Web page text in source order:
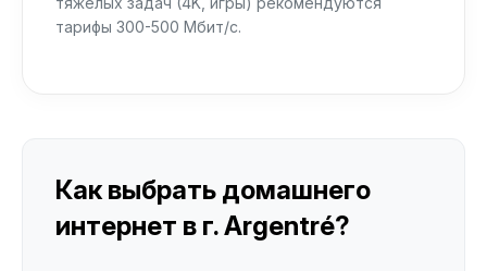
тарифы 300-500 Мбит/с.
Как выбрать домашнего
интернет в г. Argentré?